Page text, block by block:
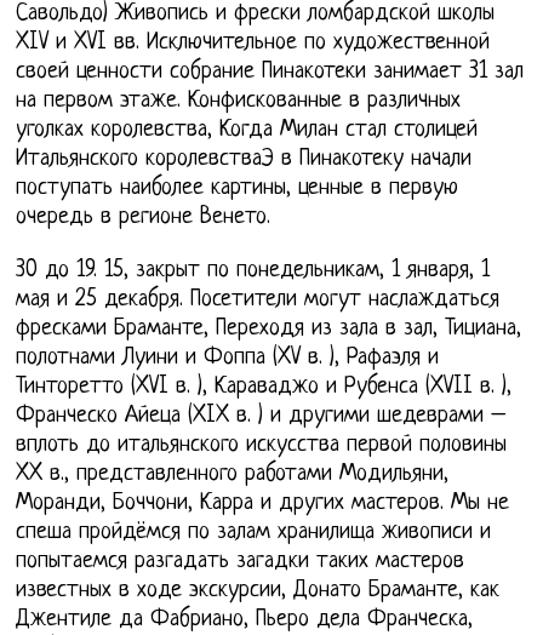
Савольдо) Живопись и фрески ломбардской школы
XIV и XVI вв. Исключительное по художественной
своей ценности собрание Пинакотеки занимает 31 зал
на первом этаже. Конфискованные в различных
уголках королевства, Когда Милан стал столицей
Итальянского королевстваЭ в Пинакотеку начали
поступать наиболее картины, ценные в первую
очередь в регионе Венето.
30 до 19. 15, закрыт по понедельникам, 1 января, 1
мая и 25 декабря. Посетители могут наслаждаться
фресками Браманте, Переходя из зала в зал, Тициана,
полотнами Луини и Фоппа (XV в. ), Рафаэля и
Тинторетто (XVI в. ), Караваджо и Рубенса (XVII в. ),
Франческо Айеца (XIX в. ) и другими шедеврами –
вплоть до итальянского искусства первой половины
XX в., представленного работами Модильяни,
Моранди, Боччони, Карра и других мастеров. Мы не
спеша пройдёмся по залам хранилища живописи и
попытаемся разгадать загадки таких мастеров
известных в ходе экскурсии, Донато Браманте, как
Джентиле да Фабриано, Пьеро дела Франческа,